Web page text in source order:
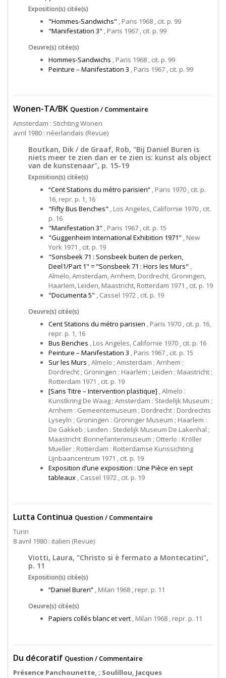
Exposition(s) citée(s)
"Hommes-Sandwichs" , Paris 1968 , cit. p. 99
"Manifestation 3" , Paris 1967 , cit. p. 99
Oeuvre(s) citée(s)
Hommes-Sandwichs , Paris 1968 , cit. p. 99
Peinture – Manifestation 3 , Paris 1967 , cit. p. 99
Wonen-TA/BK Question / Commentaire
Amsterdam : Stichting Wonen
avril 1980 : néerlandais (Revue)
Boutkan, Dik / de Graaf, Rob, "Bij Daniel Buren is
niets meer te zien dan er te zien is: kunst als object
van de kunstenaar", p. 15-19
Exposition(s) citée(s)
“Cent Stations du métro parisien” , Paris 1970 , cit. p.
16, repr. p. 1, 16
"Fifty Bus Benches" , Los Angeles, Californie 1970 , cit.
p. 16
"Manifestation 3" , Paris 1967 , cit. p. 15
"Guggenheim International Exhibition 1971" , New
York 1971 , cit. p. 19
"Sonsbeek 71 : Sonsbeek buiten de perken,
Deel1/Part 1" = "Sonsbeek 71 : Hors les Murs" ,
Almelo, Amsterdam, Arnhem, Dordrecht, Groningen,
Haarlem, Leiden, Maastricht, Rotterdam 1971 , cit. p. 19
"Documenta 5" , Cassel 1972 , cit. p. 19
Oeuvre(s) citée(s)
Cent Stations du métro parisien , Paris 1970 , cit. p. 16,
repr. p. 1, 16
Bus Benches , Los Angeles, Californie 1970 , cit. p. 16
Peinture – Manifestation 3 , Paris 1967 , cit. p. 15
Sur les Murs , Almelo ; Amsterdam ; Arnhem ;
Dordrecht ; Groningen ; Haarlem ; Leiden ; Maastricht ;
Rotterdam 1971 , cit. p. 19
[Sans Titre – Intervention plastique] , Almelo :
Kunstkring De Waag ; Amsterdam : Stedelijk Museum ;
Arnhem : Gemeentemuseum ; Dordrecht : Dordrechts
Lyseyln ; Groningen : Groninger Museum ; Haarlem :
De Gakkeb ; Leiden : Stedelijk Museum De Lakenhal ;
Maastricht :Bonnefantenmuseum ; Otterlo : Kröller
Mueller ; Rotterdam : Rotterdamse Kunssichting
Lijnbaancentrum 1971 , cit. p. 19
Exposition d’une exposition : Une Pièce en sept
tableaux , Cassel 1972 , cit. p. 19
Lutta Continua Question / Commentaire
Turin
8 avril 1980 : italien (Revue)
Viotti, Laura, "Christo si è fermato a Montecatini",
p. 11
Exposition(s) citée(s)
“Daniel Buren” , Milan 1968 , repr. p. 11
Oeuvre(s) citée(s)
Papiers collés blanc et vert , Milan 1968 , repr. p. 11
Du décoratif Question / Commentaire
Présence Panchounette, ; Soulillou, Jacques